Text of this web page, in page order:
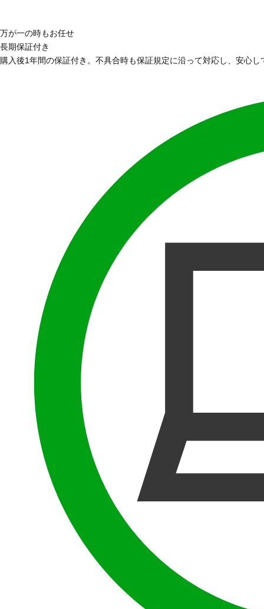
万が一の時もお任せ
長期保証付き
購入後1年間の保証付き。不具合時も保証規定に沿って対応し、安心